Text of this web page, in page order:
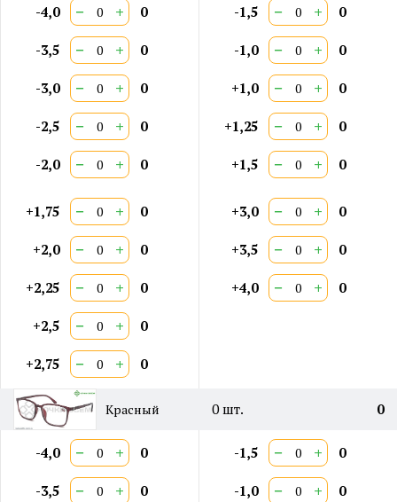
-4,0 − + 0
-3,5 − + 0
-3,0 − + 0
-2,5 − + 0
-2,0 − + 0
-1,5 − + 0
-1,0 − + 0
+1,0 − + 0
+1,25 − + 0
+1,5 − + 0
+1,75 − + 0
+2,0 − + 0
+2,25 − + 0
+2,5 − + 0
+2,75 − + 0
+3,0 − + 0
+3,5 − + 0
+4,0 − + 0
Красный 0шт. 0
-4,0 − + 0
-3,5 − + 0
-1,5 − + 0
-1,0 − + 0